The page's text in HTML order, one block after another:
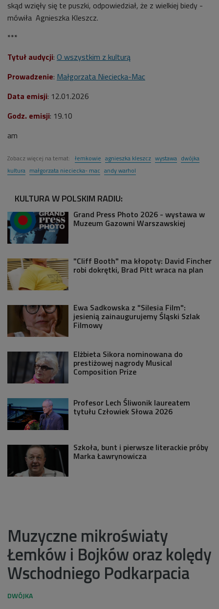
skąd wzięły się te puszki, odpowiedział, że z wielkiej biedy -
mówiła Agnieszka Kleszcz.
***
Tytuł audycji: O wszystkim z kulturą
Prowadzenie: Małgorzata Nieciecka-Mac
Data emisji: 12.01.2026
Godz. emisji: 19.10
am
Zobacz więcej na temat: łemkowie agnieszka kleszcz wystawa dwójka
kultura małgorzata nieciecka- mac andy warhol
KULTURA W POLSKIM RADIU:
Grand Press Photo 2026 - wystawa w
Muzeum Gazowni Warszawskiej
"Cliff Booth" ma kłopoty: David Fincher
robi dokrętki, Brad Pitt wraca na plan
Ewa Sadkowska z "Silesia Film":
jesienią zainaugurujemy Śląski Szlak
Filmowy
Elżbieta Sikora nominowana do
prestiżowej nagrody Musical
Composition Prize
Profesor Lech Śliwonik laureatem
tytułu Człowiek Słowa 2026
Szkoła, bunt i pierwsze literackie próby
Marka Ławrynowicza
Muzyczne mikroświaty
Łemków i Bojków oraz kolędy
Wschodniego Podkarpacia